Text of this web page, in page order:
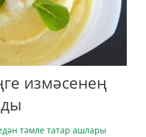
измәсенең
тәмле татар ашлары